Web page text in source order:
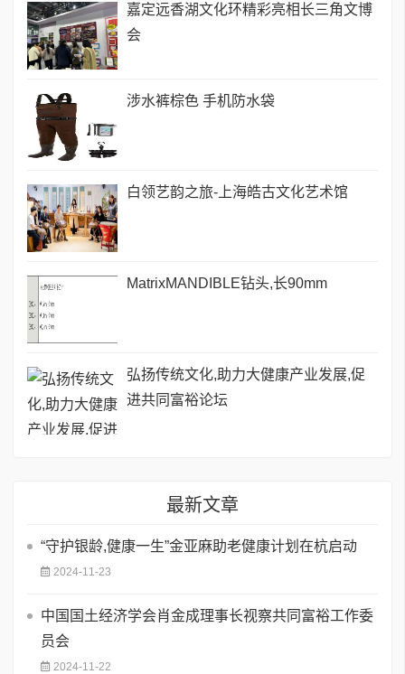
嘉定远香湖文化环精彩亮相长三角文博
会
涉水裤棕色 手机防水袋
白领艺韵之旅-上海皓古文化艺术馆
MatrixMANDIBLE钻头,长90mm
弘扬传统文化,助力大健康产业发展,促
进共同富裕论坛
最新文章
“守护银龄,健康一生”金亚麻助老健康计划在杭启动
2024-11-23
中国国土经济学会肖金成理事长视察共同富裕工作委
员会
2024-11-22